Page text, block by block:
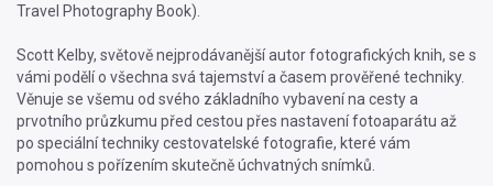
Travel Photography Book).
Scott Kelby, světově nejprodávanější autor fotografických knih, se s
vámi podělí o všechna svá tajemství a časem prověřené techniky.
Věnuje se všemu od svého základního vybavení na cesty a
prvotního průzkumu před cestou přes nastavení fotoaparátu až
po speciální techniky cestovatelské fotografie, které vám
pomohou s pořízením skutečně úchvatných snímků.